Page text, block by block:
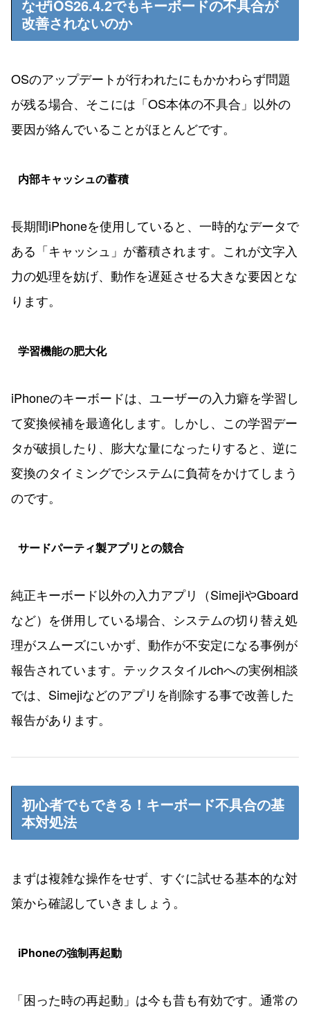
なぜiOS26.4.2でもキーボードの不具合が
改善されないのか
OSのアップデートが行われたにもかかわらず問題
が残る場合、そこには「OS本体の不具合」以外の
要因が絡んでいることがほとんどです。
内部キャッシュの蓄積
長期間iPhoneを使用していると、一時的なデータで
ある「キャッシュ」が蓄積されます。これが文字入
力の処理を妨げ、動作を遅延させる大きな要因とな
ります。
学習機能の肥大化
iPhoneのキーボードは、ユーザーの入力癖を学習し
て変換候補を最適化します。しかし、この学習デー
タが破損したり、膨大な量になったりすると、逆に
変換のタイミングでシステムに負荷をかけてしまう
のです。
サードパーティ製アプリとの競合
純正キーボード以外の入力アプリ（SimejiやGboard
など）を併用している場合、システムの切り替え処
理がスムーズにいかず、動作が不安定になる事例が
報告されています。テックスタイルchへの実例相談
では、Simejiなどのアプリを削除する事で改善した
報告があります。
初心者でもできる！キーボード不具合の基
本対処法
まずは複雑な操作をせず、すぐに試せる基本的な対
策から確認していきましょう。
iPhoneの強制再起動
「困った時の再起動」は今も昔も有効です。通常の